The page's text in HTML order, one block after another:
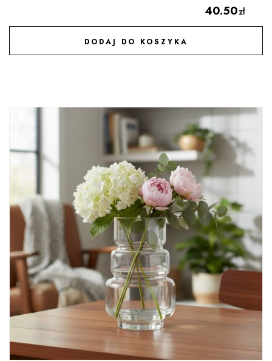
40.50zł
DODAJ DO KOSZYKA
DODAJ DO ULUBIONYCH